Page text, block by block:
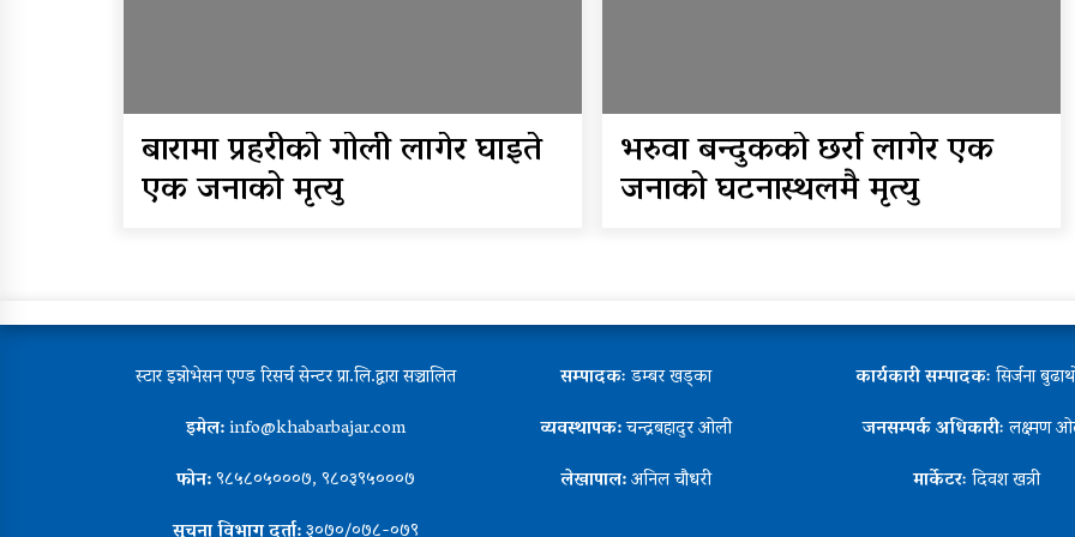
बारामा प्रहरीको गोली लागेर घाइते
एक जनाको मृत्यु
भरुवा बन्दुकको छर्रा लागेर एक
जनाको घटनास्थलमै मृत्यु
स्टार इन्नोभेसन एण्ड रिसर्च सेन्टर प्रा.लि.द्वारा सञ्चालित
इमेल:info@khabarbajar.com
फोन:९८५८०५०००७, ९८०३९५०००७
सम्पादकःडम्बर खड्का
व्यवस्थापक:चन्द्रबहादुर ओली
लेखापाल:अनिल चौधरी
कार्यकारी सम्पादकःसिर्जना
जनसम्पर्क अधिकारीःलक्ष्मण
मार्केटरःदिवश खत्री